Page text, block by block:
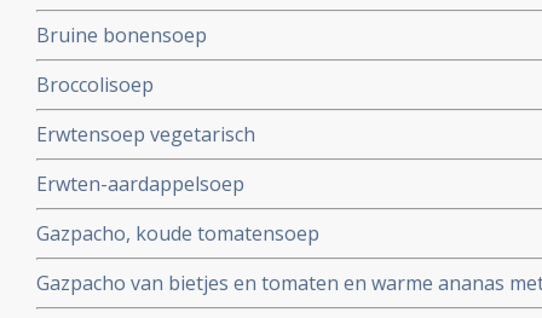
Bruine bonensoep
Broccolisoep
Erwtensoep vegetarisch
Erwten-aardappelsoep
Gazpacho, koude tomatensoep
Gazpacho van bietjes en tomaten en warme ananas